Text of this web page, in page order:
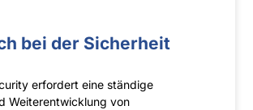
bei der Sicherheit
erfordert eine ständige
Weiterentwicklung von